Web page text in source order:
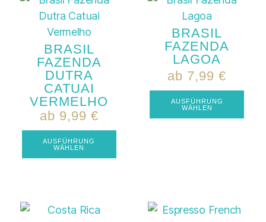
BRASIL
FAZENDA
DUTRA
CATUAI
VERMELHO
ab 9,99 €
AUSFÜHRUNG
WÄHLEN
BRASIL
FAZENDA
LAGOA
ab 7,99€
AUSFÜHRUNG
WÄHLEN